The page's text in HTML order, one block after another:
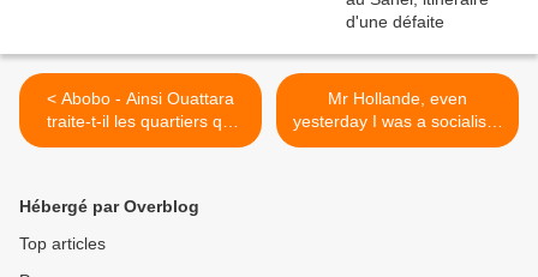
< Abobo - Ainsi Ouattara
traite-t-il les quartiers qui
votèrent pour lui
Mr Hollande, even
yesterday I was a socialist -
Malick Noël Seck -
Hébergé par Overblog
Top articles